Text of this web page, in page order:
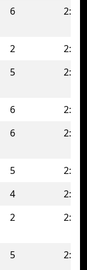
6
2
5
6
6
5
4
2
5